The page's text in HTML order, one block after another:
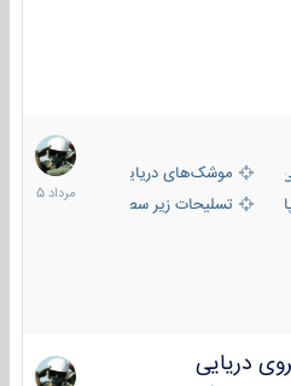
موشک‌های دریایی
تسلیحات زیر سطحی
2
مرداد
1405
دریایی
22